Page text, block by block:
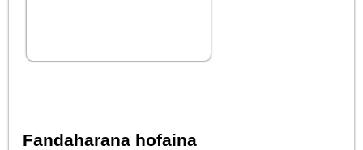
Fandaharana hofaina